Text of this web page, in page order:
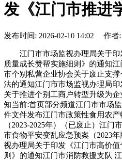
发《江门市推进
发布时间: 2026-02-10 14:02 作者
江门市市场监视办理局关于印
质量成长赞帮实施细则》的通知
市个别私营企业协会关于废止支
法的通知江门市市场监视办理局
关于推进个别工商户转型升级为
知当前:首页部分频道江门市市场
件文件发布江门市政策性食用农
（2023-2025年）（已废止）江门
市食物平安变乱应急预案（2023
视办理局关于印发《江门市高价
则》的通知江门市消防救援支队